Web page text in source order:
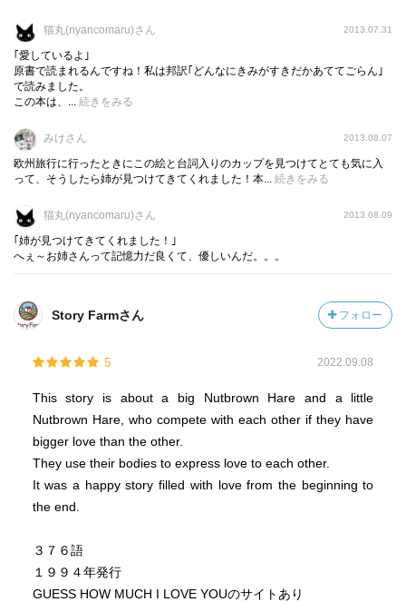
猫丸(nyancomaru)さん 2013.07.31
｢愛しているよ｣
原書で読まれるんですね！私は邦訳｢どんなにきみがすきだかあててごらん｣
で読みました。
この本は、... 続きをみる
みけさん 2013.08.07
欧州旅行に行ったときにこの絵と台詞入りのカップを見つけてとても気に入
って、そうしたら姉が見つけてきてくれました！本... 続きをみる
猫丸(nyancomaru)さん 2013.08.09
｢姉が見つけてきてくれました！｣
へぇ～お姉さんって記憶力だ良くて、優しいんだ。。。
Story Farmさん フォロー
5 2022.09.08
This story is about a big Nutbrown Hare and a little
Nutbrown Hare, who compete with each other if they have
bigger love than the other.
They use their bodies to express love to each other.
It was a happy story filled with love from the beginning to
the end.
３７６語
１９９４年発行
GUESS HOW MUCH I LOVE YOUのサイトあり